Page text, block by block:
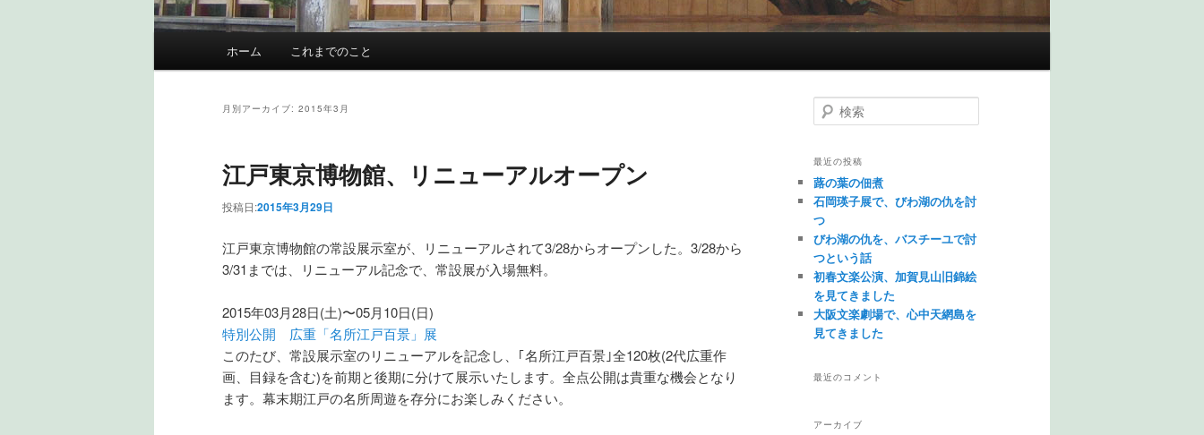
メインコンテンツへ移動
サブコンテンツへ移動
ホーム これまでのこと
月別アーカイブ: 2015年3月
江戸東京博物館、リニューアルオープン
投稿日:2015年3月29日
江戸東京博物館の常設展示室が、リニューアルされて3/28からオープンした。3/28から
3/31までは、リニューアル記念で、常設展が入場無料。
2015年03月28日(土)〜05月10日(日)
特別公開 広重「名所江戸百景」展
このたび、常設展示室のリニューアルを記念し、｢名所江戸百景｣全120枚(2代広重作
画、目録を含む)を前期と後期に分けて展示いたします。全点公開は貴重な機会となり
ます。幕末期江戸の名所周遊を存分にお楽しみください。
検索
最近の投稿
蕗の葉の佃煮
石岡瑛子展で、びわ湖の仇を討
つ
びわ湖の仇を、バスチーユで討
つという話
初春文楽公演、加賀見山旧錦絵
を見てきました
大阪文楽劇場で、心中天網島を
見てきました
最近のコメント
アーカイブ